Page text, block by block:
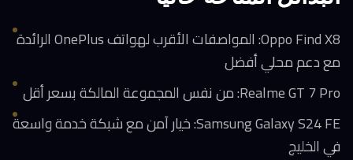
Oppo Find X8: المواصفات الأقرب لهواتف OnePlus الرائدة
مع دعم محلي أفضل
Realme GT 7 Pro: من نفس المجموعة المالكة بسعر أقل
Samsung Galaxy S24 FE: خيار آمن مع شبكة خدمة واسعة
في الخليج